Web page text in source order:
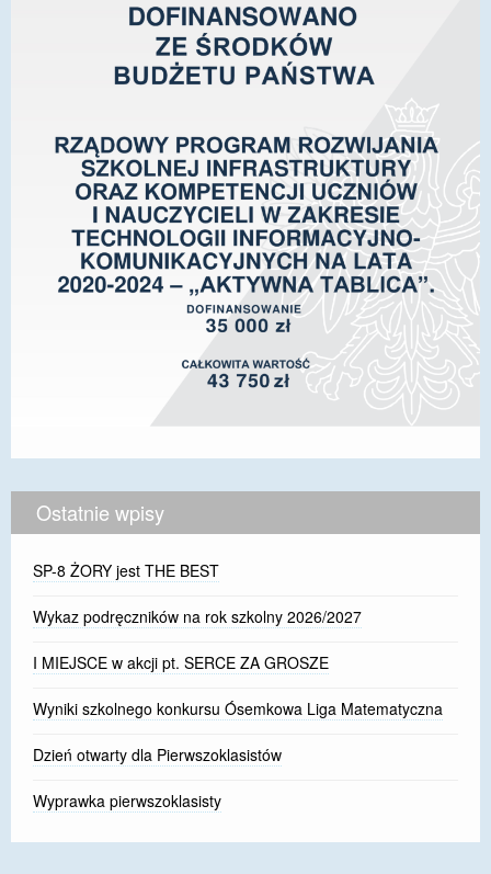
Ostatnie wpisy
SP-8 ŻORY jest THE BEST
Wykaz podręczników na rok szkolny 2026/2027
I MIEJSCE w akcji pt. SERCE ZA GROSZE
Wyniki szkolnego konkursu Ósemkowa Liga Matematyczna
Dzień otwarty dla Pierwszoklasistów
Wyprawka pierwszoklasisty